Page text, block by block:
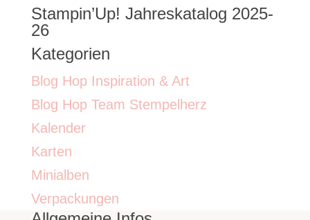
Stampin’Up! Jahreskatalog 2025-
26
Kategorien
Blog Hop Inspiration & Art
Blog Hop Team Stempelherz
Kalender
Karten
Minialben
Verpackungen